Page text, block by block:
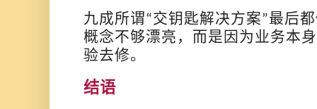
九成所谓“交钥匙解决方案”最后
概念不够漂亮，而是因为业务本
验去修。
结语